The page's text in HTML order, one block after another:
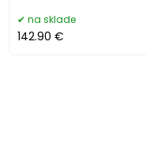
na sklade
142.90 €